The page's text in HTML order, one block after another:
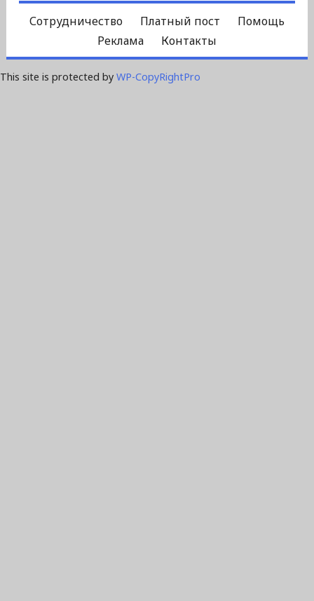
Сотрудничество Платный пост
Помощь
Реклама
Контакты
This site is protected by WP-CopyRightPro